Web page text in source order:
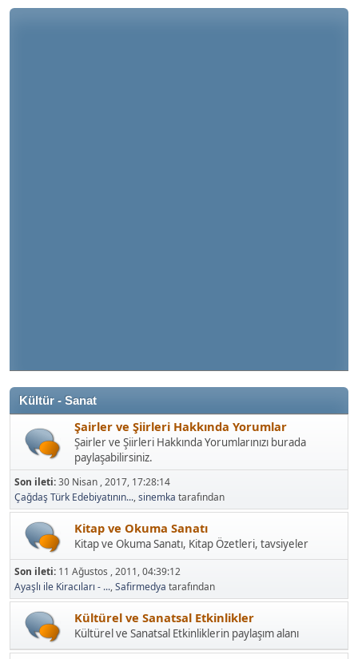
Kültür - Sanat
Şairler ve Şiirleri Hakkında Yorumlar
Şairler ve Şiirleri Hakkında Yorumlarınızı burada
paylaşabilirsiniz.
Son ileti:30 Nisan , 2017, 17:28:14
Çağdaş Türk Edebiyatının...,sinemka tarafından
Kitap ve Okuma Sanatı
Kitap ve Okuma Sanatı, Kitap Özetleri, tavsiyeler
Son ileti: 11 Ağustos , 2011, 04:39:12
Ayaşlı ile Kiracıları - ...,Safirmedya tarafından
Kültürel ve Sanatsal Etkinlikler
Kültürel ve Sanatsal Etkinliklerin paylaşım alanı